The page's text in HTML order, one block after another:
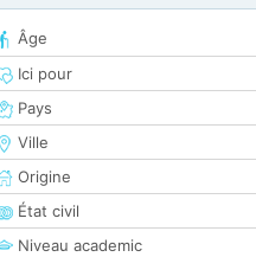
Âge
Ici pour
Pays
Ville
Origine
État civil
Niveau academic